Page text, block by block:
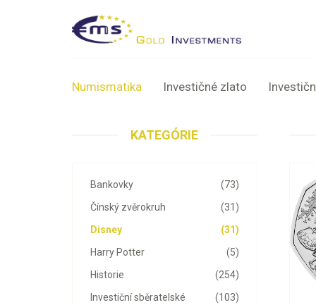
Numismatika Investičné zlato
KATEGÓRIE
(73)
Bankovky
(31)
Čínský zvěrokruh
(31)
Disney
(5)
Harry Potter
(254)
Historie
(103)
Investiční sběratelské